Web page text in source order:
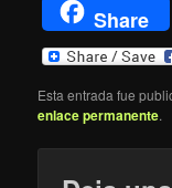
Share
Esta entrada fue
enlace permanente.